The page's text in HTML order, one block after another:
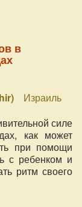
в
Израиль
силе
как может
при помощи
с ребенком и
ритм своего